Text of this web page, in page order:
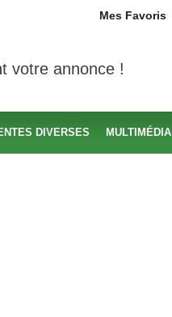
Mes Favoris
votre annonce !
DIVERSES MULTIMÉDIA